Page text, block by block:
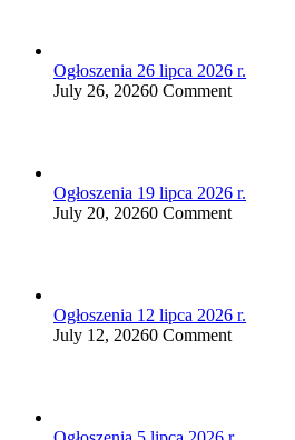
Ogłoszenia 26 lipca 2026 r.
July 26, 20260 Comment
Ogłoszenia 19 lipca 2026 r.
July 20, 20260 Comment
Ogłoszenia 12 lipca 2026 r.
July 12, 20260 Comment